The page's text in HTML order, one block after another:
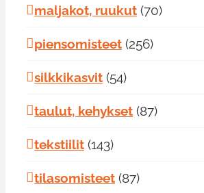
maljakot, ruukut (70)
piensomisteet (256)
silkkikasvit (54)
taulut, kehykset (87)
tekstiilit (143)
tilasomisteet (87)